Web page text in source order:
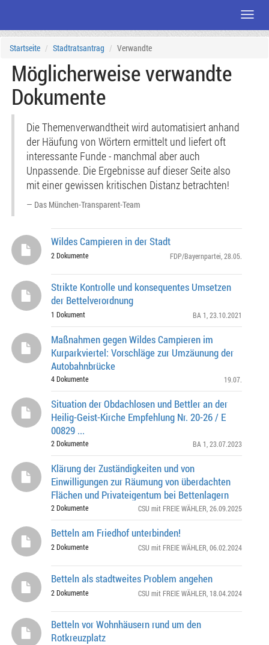
Seiteninhalt
Startseite Stadtratsantrag Verwandte
Möglicherweise verwandte
Dokumente
Die Themenverwandtheit wird automatisiert anhand
der Häufung von Wörtern ermittelt und liefert oft
interessante Funde - manchmal aber auch
Unpassende. Die Ergebnisse auf dieser Seite also
mit einer gewissen kritischen Distanz betrachten!
Das München-Transparent-Team
Wildes Campieren in der Stadt
2 Dokumente FDP/Bayernpartei , 28.05.
Strikte Kontrolle und konsequentes Umsetzen
der Bettelverordnung
1 Dokument BA 1 , 23.10.2021
Maßnahmen gegen Wildes Campieren im
Kurparkviertel: Vorschläge zur Umzäunung der
Autobahnbrücke
Pfundmayerstraße/Senftenauerweg
4 Dokumente 19.07.
Situation der Obdachlosen und Bettler an der
Heilig-Geist-Kirche Empfehlung Nr. 20-26 / E
00829 ...
2 Dokumente BA 1 , 23.07.2023
Klärung der Zuständigkeiten und von
Einwilligungen zur Räumung von überdachten
Flächen und Privateigentum bei Bettenlagern
2 Dokumente CSU mit FREIE WÄHLER , 26.09.2025
Betteln am Friedhof unterbinden!
2 Dokumente CSU mit FREIE WÄHLER , 06.02.2024
Betteln als stadtweites Problem angehen
2 Dokumente CSU mit FREIE WÄHLER , 18.04.2024
Betteln vor Wohnhäusern rund um den
Rotkreuzplatz